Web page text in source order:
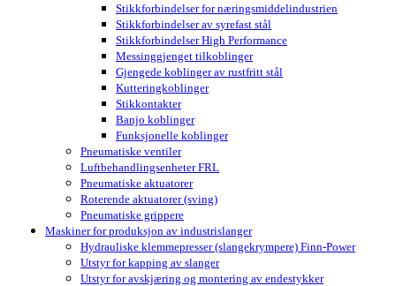
Stikkforbindelser for næringsmiddelindustrien
Stikkforbindelser av syrefast stål
Stikkforbindelser High Performance
Messinggjenget tilkoblinger
Gjengede koblinger av rustfritt stål
Kutteringkoblinger
Stikkontakter
Banjo koblinger
Funksjonelle koblinger
Pneumatiske ventiler
Luftbehandlingsenheter FRL
Pneumatiske aktuatorer
Roterende aktuatorer (sving)
Pneumatiske grippere
Maskiner for produksjon av industrislanger
Hydrauliske klemmepresser (slangekrympere) Finn-Power
Utstyr for kapping av slanger
Utstyr for avskjæring og montering av endestykker